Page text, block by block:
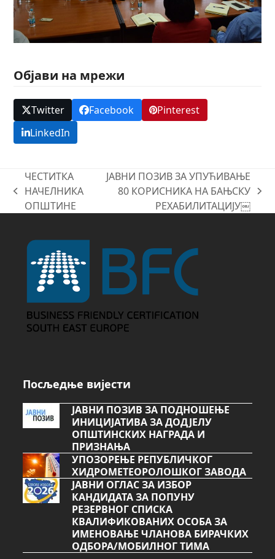
Објави на мрежи
Twitter Facebook
Pinterest
LinkedIn
previous
post:
ЧЕСТИТКА
НАЧЕЛНИКА
ОПШТИНЕ
next
post:
ЈАВНИ ПОЗИВ ЗА УПУЋИВАЊЕ
80 КОРИСНИКА НА БАЊСКУ
РЕХАБИЛИТАЦИЈУ￼
Посљедње вијести
ЈАВНИ ПОЗИВ ЗА ПОДНОШЕЊЕ
ИНИЦИЈАТИВА ЗА ДОДЈЕЛУ
ОПШТИНСКИХ НАГРАДА И
ПРИЗНАЊА
УПОЗОРЕЊЕ РЕПУБЛИЧКОГ
ХИДРОМЕТЕОРОЛОШКОГ ЗАВОДА
ЈАВНИ ОГЛАС ЗА ИЗБОР
КАНДИДАТА ЗА ПОПУНУ
РЕЗЕРВНОГ СПИСКА
КВАЛИФИКОВАНИХ ОСОБА ЗА
ИМЕНОВАЊЕ ЧЛАНОВА БИРАЧКИХ
ОДБОРА/МОБИЛНОГ ТИМА